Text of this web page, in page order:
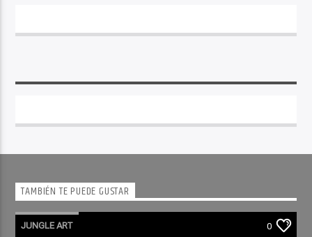
TAMBIÉN TE PUEDE GUSTAR
JUNGLE ART 0